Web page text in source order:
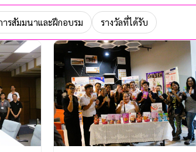
ารสัมมนาและฝึกอบรม รางวัลที่ได้รับ